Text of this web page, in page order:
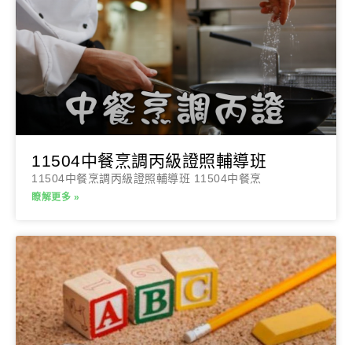
11504中餐烹調丙級證照輔導班
11504中餐烹調丙級證照輔導班 11504中餐烹
瞭解更多 »